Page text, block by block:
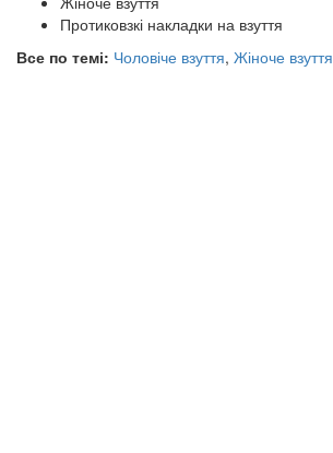
Протиковзкі накладки на взуття
Все по темі: Чоловіче взуття, Жіноче взуття